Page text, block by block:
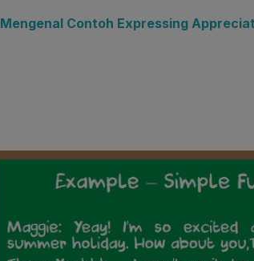
Mengenal Contoh Expressing